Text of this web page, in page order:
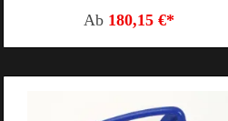
Ab 180,15 €*